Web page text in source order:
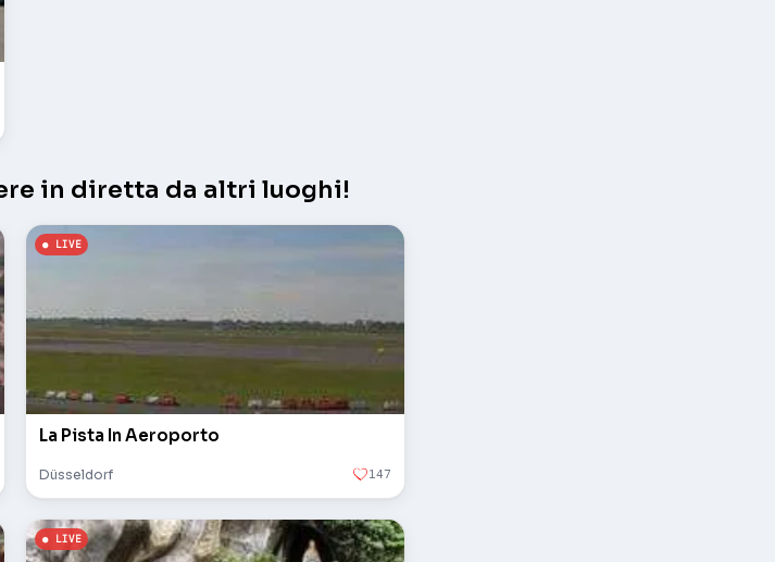
in diretta da altri luoghi!
La Pista In Aeroporto
Düsseldorf 147